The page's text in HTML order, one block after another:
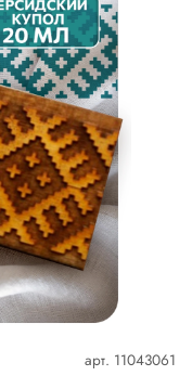
арт. 11043061